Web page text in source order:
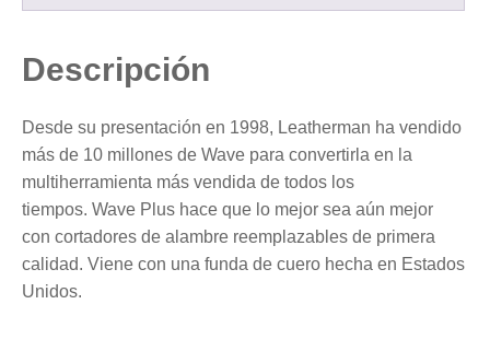
Descripción
Desde su presentación en 1998, Leatherman ha vendido
más de 10 millones de Wave para convertirla en la
multiherramienta más vendida de todos los
tiempos. Wave Plus hace que lo mejor sea aún mejor
con cortadores de alambre reemplazables de primera
calidad. Viene con una funda de cuero hecha en Estados
Unidos.